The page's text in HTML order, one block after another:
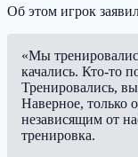
Об этом игрок
«Мы
качались. Кто-то
Тренировались,
Наверное, только
независящим от
тренировка.